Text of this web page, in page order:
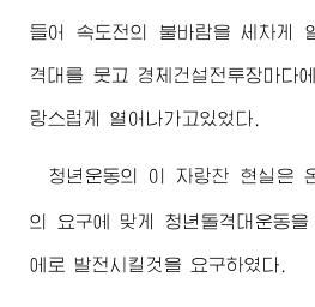
들어 속도전의 불바람을 세차게
격대를 뭇고 경제건설전투장마다
랑스럽게 열어나가고있었다.
청년운동의 이 자랑찬 현실은
의 요구에 맞게 청년돌격대운동
에로 발전시킬것을 요구하였다.